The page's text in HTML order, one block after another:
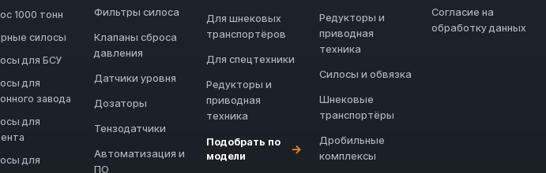
1000 тонн
силосы
для БСУ
для
завода
для
для
Фильтры силоса
Клапаны сброса
давления
Датчики уровня
Дозаторы
Тензодатчики
Автоматизация и
ПО
Для шнековых
транспортёров
Для спецтехники
Редукторы и
приводная
техника
Подобрать по
модели
→
Редукторы и
приводная
техника
Силосы и обвязка
Шнековые
транспортёры
Дробильные
комплексы
Согласие на
обработку данных